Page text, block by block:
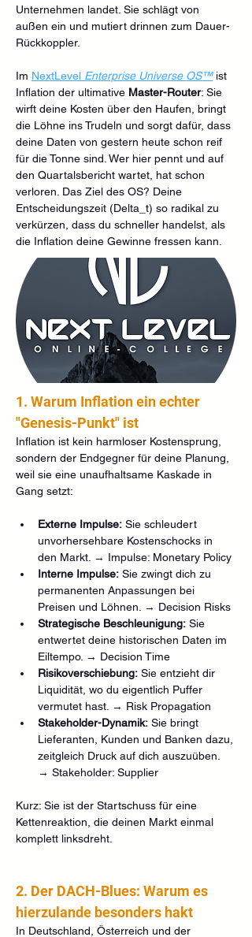
Unternehmen landet. Sie schlägt von
außen ein und mutiert drinnen zum Dauer-
Rückkoppler.
Im NextLevel Enterprise Universe OS™ ist
Inflation der ultimative Master-Router: Sie
wirft deine Kosten über den Haufen, bringt
die Löhne ins Trudeln und sorgt dafür, dass
deine Daten von gestern heute schon reif
für die Tonne sind. Wer hier pennt und auf
den Quartalsbericht wartet, hat schon
verloren. Das Ziel des OS? Deine
Entscheidungszeit (Delta_t) so radikal zu
verkürzen, dass du schneller handelst, als
die Inflation deine Gewinne fressen kann.
1. Warum Inflation ein echter
"Genesis-Punkt" ist
Inflation ist kein harmloser Kostensprung,
sondern der Endgegner für deine Planung,
weil sie eine unaufhaltsame Kaskade in
Gang setzt:
Externe Impulse: Sie schleudert
unvorhersehbare Kostenschocks in
den Markt. → Impulse: Monetary Policy
Interne Impulse: Sie zwingt dich zu
permanenten Anpassungen bei
Preisen und Löhnen. → Decision Risks
Strategische Beschleunigung: Sie
entwertet deine historischen Daten im
Eiltempo. → Decision Time
Risikoverschiebung: Sie entzieht dir
Liquidität, wo du eigentlich Puffer
vermutet hast. → Risk Propagation
Stakeholder-Dynamik: Sie bringt
Lieferanten, Kunden und Banken dazu,
zeitgleich Druck auf dich auszuüben.
→ Stakeholder: Supplier
Kurz: Sie ist der Startschuss für eine
Kettenreaktion, die deinen Markt einmal
komplett linksdreht.
2. Der DACH-Blues: Warum es
hierzulande besonders hakt
In Deutschland, Österreich und der